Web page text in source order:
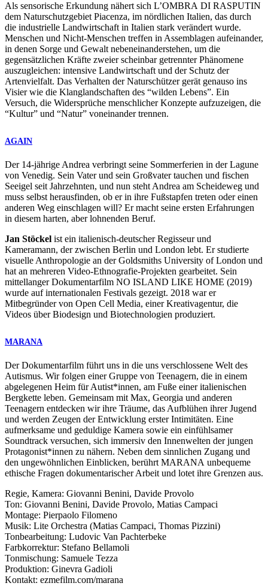
Als sensorische Erkundung nähert sich L’OMBRA DI RASPUTIN
dem Naturschutzgebiet Piacenza, im nördlichen Italien, das durch
die industrielle Landwirtschaft in Italien stark verändert wurde.
Menschen und Nicht-Menschen treffen in Assemblagen aufeinander,
in denen Sorge und Gewalt nebeneinanderstehen, um die
gegensätzlichen Kräfte zweier scheinbar getrennter Phänomene
auszugleichen: intensive Landwirtschaft und der Schutz der
Artenvielfalt. Das Verhalten der Naturschützer gerät genauso ins
Visier wie die Klanglandschaften des “wilden Lebens”. Ein
Versuch, die Widersprüche menschlicher Konzepte aufzuzeigen, die
“Kultur” und “Natur” voneinander trennen.
AGAIN
Der 14-jährige Andrea verbringt seine Sommerferien in der Lagune
von Venedig. Sein Vater und sein Großvater tauchen und fischen
Seeigel seit Jahrzehnten, und nun steht Andrea am Scheideweg und
muss selbst herausfinden, ob er in ihre Fußstapfen treten oder einen
anderen Weg einschlagen will? Er macht seine ersten Erfahrungen
in diesem harten, aber lohnenden Beruf.
Jan Stöckel ist ein italienisch-deutscher Regisseur und
Kameramann, der zwischen Berlin und London lebt. Er studierte
visuelle Anthropologie an der Goldsmiths University of London und
hat an mehreren Video-Ethnografie-Projekten gearbeitet. Sein
mittellanger Dokumentarfilm NO ISLAND LIKE HOME (2019)
wurde auf internationalen Festivals gezeigt. 2018 war er
Mitbegründer von Open Cell Media, einer Kreativagentur, die
Videos über Biodesign und Biotechnologien produziert.
MARANA
Der Dokumentarfilm führt uns in die uns verschlossene Welt des
Autismus. Wir folgen einer Gruppe von Teenagern, die in einem
abgelegenen Heim für Autist*innen, am Fuße einer italienischen
Bergkette leben. Gemeinsam mit Max, Georgia und anderen
Teenagern entdecken wir ihre Träume, das Aufblühen ihrer Jugend
und werden Zeugen der Entwicklung erster Intimitäten. Eine
aufmerksame und geduldige Kamera sowie ein einfühlsamer
Soundtrack versuchen, sich immersiv den Innenwelten der jungen
Protagonist*innen zu nähern. Neben dem sinnlichen Zugang und
den ungewöhnlichen Einblicken, berührt MARANA unbequeme
ethische Fragen dokumentarischer Arbeit und lotet ihre Grenzen aus.
Regie, Kamera: Giovanni Benini, Davide Provolo
Ton: Giovanni Benini, Davide Provolo, Matias Campaci
Montage: Pierpaolo Filomeno
Musik: Lite Orchestra (Matias Campaci, Thomas Pizzini)
Tonbearbeitung: Ludovic Van Pachterbeke
Farbkorrektur: Stefano Bellamoli
Tonmischung: Samuele Tezza
Produktion: Ginevra Gadioli
Kontakt: ezmefilm.com/marana